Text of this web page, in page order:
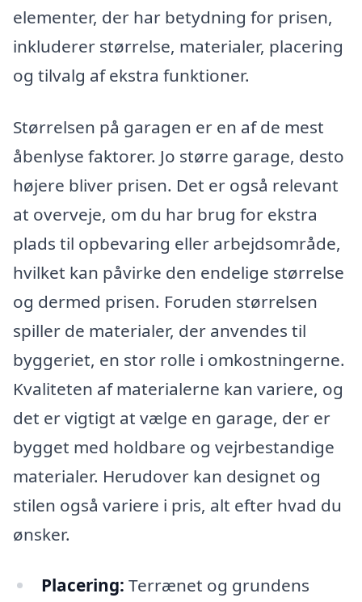
elementer, der har betydning for prisen,
inkluderer størrelse, materialer, placering
og tilvalg af ekstra funktioner.
Størrelsen på garagen er en af de mest
åbenlyse faktorer. Jo større garage, desto
højere bliver prisen. Det er også relevant
at overveje, om du har brug for ekstra
plads til opbevaring eller arbejdsområde,
hvilket kan påvirke den endelige størrelse
og dermed prisen. Foruden størrelsen
spiller de materialer, der anvendes til
byggeriet, en stor rolle i omkostningerne.
Kvaliteten af materialerne kan variere, og
det er vigtigt at vælge en garage, der er
bygget med holdbare og vejrbestandige
materialer. Herudover kan designet og
stilen også variere i pris, alt efter hvad du
ønsker.
Placering: Terrænet og grundens